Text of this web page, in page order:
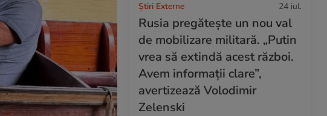
Știri Externe 24 iul.
Rusia pregătește un nou val
de mobilizare militară. „Putin
vrea să extindă acest război.
Avem informații clare”,
avertizează Volodimir
Zelenski